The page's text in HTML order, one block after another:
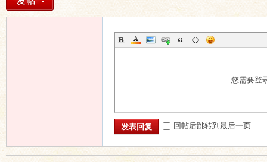
您需要登
发表回复 回帖后跳转到最后一页